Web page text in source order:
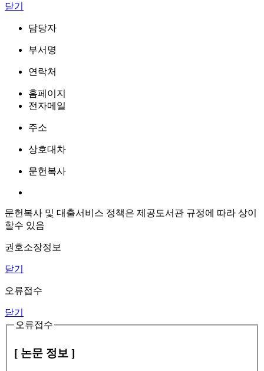
닫기
담당자
부서명
연락처
홈페이지
전자메일
주소
상호대차
문헌복사
문헌복사 및 대출서비스 정책은 제공도서관 규정에 따라 상이
할수 있음
권호소장정보
닫기
오류접수
닫기
오류접수
[ 논문 정보 ]